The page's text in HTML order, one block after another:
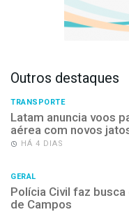
Outros destaques
TRANSPORTE
Latam anuncia voos
aérea com novos
HÁ 4 DIAS
GERAL
Polícia Civil faz
de Campos